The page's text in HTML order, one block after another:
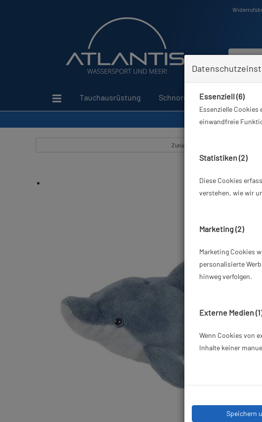
Tauchausrüstung Schnorcheln Schwimmen
Sie sind
Zurück
Essenziell (6)
Essenzielle
einwandfreie
Statistiken (2)
Diese Cookies
verstehen, wie wir
Marketing (2)
Marketing Cookies
personalisierte
hinweg verfolgen.
Externe Medien (1)
Wenn Cookies von
Inhalte keiner
Speichern